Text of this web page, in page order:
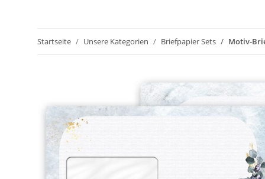
Startseite Unsere Kategorien Briefpapier Sets Motiv-